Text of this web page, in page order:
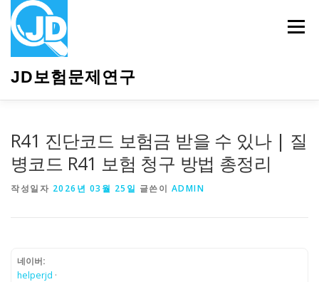
JD보험문제연구
메뉴
R41 진단코드 보험금 받을 수 있나 | 질
병코드 R41 보험 청구 방법 총정리
작성일자 2026년 03월 25일 글쓴이 ADMIN
네이버:
helperjd ·